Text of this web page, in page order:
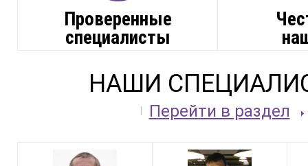
Проверенные
специалисты
НАШИ
Перейти в раздел